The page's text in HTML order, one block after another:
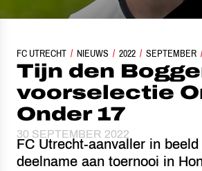
FC UTRECHT NIEUWS 2022 SEPTEMBER
TIJN DEN BOGGENDE IN
Tijn den
voorselectie
Onder 17
30 SEPTEMBER 2022
FC Utrecht-aanvaller in beeld
deelname aan toernooi in